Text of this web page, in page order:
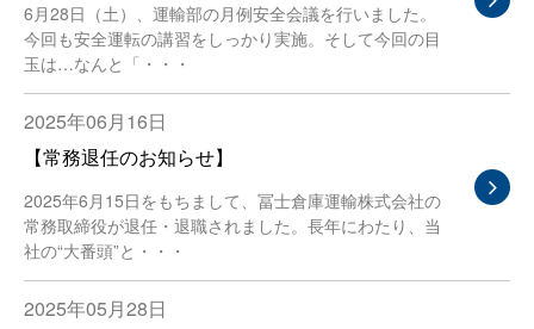
6月28日（土）、運輸部の月例安全会議を行いました。
今回も安全運転の講習をしっかり実施。そして今回の目
玉は…なんと「・・・
2025年06月16日
【常務退任のお知らせ】
2025年6月15日をもちまして、冨士倉庫運輸株式会社の
常務取締役が退任・退職されました。長年にわたり、当
社の“大番頭”と・・・
2025年05月28日